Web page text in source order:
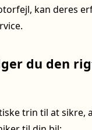
kan deres
du den
trin til at sikre,